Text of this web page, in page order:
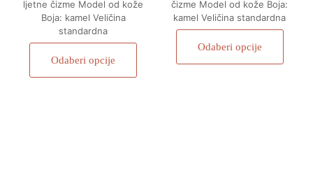
ljetne čizme Model od kože
Boja: kamel Veličina
standardna
Odaberi opcije
čizme Model od kože Boja:
kamel Veličina standardna
Odaberi opcije